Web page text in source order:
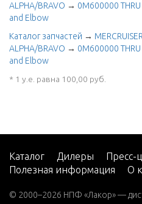
ALPHA/BRAVO → 0M600000
and Elbow
Каталог запчастей →
ALPHA/BRAVO → 0M600000
and Elbow
* 1 у.е. равна 100,00 руб.
Каталог Дилеры
Пресс-
Полезная информация
О
© 2000–2026 НПФ «Лакор» —